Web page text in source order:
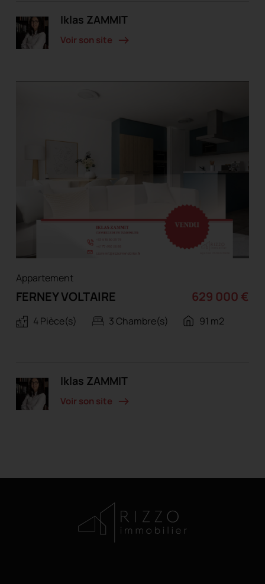
Iklas ZAMMIT
Voir son site
Appartement
FERNEY VOLTAIRE 629 000 €
4 Pièce(s) 3 Chambre(s) 91 m2
Iklas ZAMMIT
Voir son site